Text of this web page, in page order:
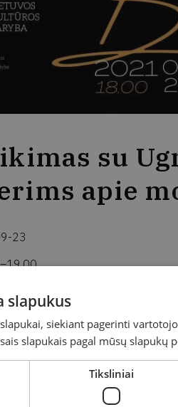
su
apie
23
Chodkevičiaus g. 1B, Kretinga
kviečia rašytoja, radijo
„Moters įvaizdžio ir
kretingiškius į aktyvias
slapukus
siekiant pagerinti
slapukais pagal mūsų slapukų
Tiksliniai